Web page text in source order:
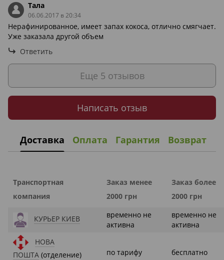
Тала
06.06.2017 в 20:34
Нерафинированное, имеет запах кокоса, отлично смягчает.
Уже заказала другой объем
Ответить
Еще 5 отзывов
Написать отзыв
Доставка Оплата Гарантия Возврат
Транспортная
компания
Заказ менее
2000 грн
Заказ более
2000 грн
КУРЬЕР КИЕВ
временно не
активна
временно не
активна
НОВА
ПОШТА (отделение)
по тарифу
бесплатно